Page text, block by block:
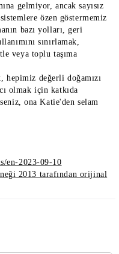
gelmiyor, ancak sayısız
özen göstermemiz
bazı yolları, geri
sınırlamak,
veya toplu taşıma
hepimiz değerli doğamızı
olmak için katkıda
ona Katie'den selam
en-2023-09-10
2013 tarafından orijinal